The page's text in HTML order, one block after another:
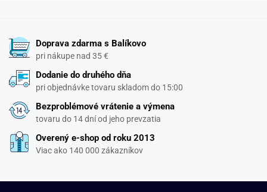
Doprava zdarma s Balíkovo
pri nákupe nad 35 €
Dodanie do druhého dňa
pri objednávke tovaru skladom do 15:00
Bezproblémové vrátenie a výmena
tovaru do 14 dní od jeho prevzatia
Overený e-shop od roku 2013
Viac ako 140 000 zákazníkov